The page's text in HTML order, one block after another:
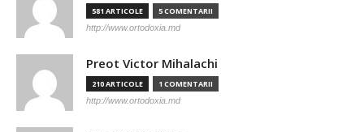
581 ARTICOLE 5 COMENTARII
http://www.ortodoxia.md
Preot Victor Mihalachi
210 ARTICOLE 1 COMENTARII
http://www.ortodoxia.md